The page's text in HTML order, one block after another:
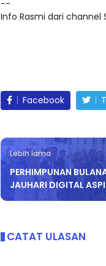
--
Info Rasmi dari channel
Facebook
Lebih lama
PERHIMPUNAN
JAUHARI DIGITAL
CATAT ULASAN